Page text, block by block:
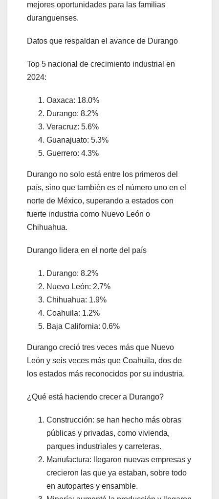
mejores oportunidades para las familias
duranguenses.
Datos que respaldan el avance de Durango
Top 5 nacional de crecimiento industrial en
2024:
Oaxaca: 18.0%
Durango: 8.2%
Veracruz: 5.6%
Guanajuato: 5.3%
Guerrero: 4.3%
Durango no solo está entre los primeros del
país, sino que también es el número uno en el
norte de México, superando a estados con
fuerte industria como Nuevo León o
Chihuahua.
Durango lidera en el norte del país
Durango: 8.2%
Nuevo León: 2.7%
Chihuahua: 1.9%
Coahuila: 1.2%
Baja California: 0.6%
Durango creció tres veces más que Nuevo
León y seis veces más que Coahuila, dos de
los estados más reconocidos por su industria.
¿Qué está haciendo crecer a Durango?
Construcción: se han hecho más obras
públicas y privadas, como vivienda,
parques industriales y carreteras.
Manufactura: llegaron nuevas empresas y
crecieron las que ya estaban, sobre todo
en autopartes y ensamble.